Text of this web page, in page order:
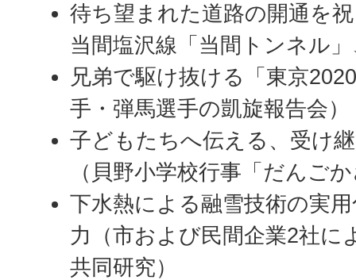
待ち望まれた道路の開通を
当間塩沢線「当間トンネル
兄弟で駆け抜ける「東京
手・弾馬選手の凱旋報告会）
子どもたちへ伝える、受け
（貝野小学校行事「だんご
下水熱による融雪技術の実
力（市および民間企業2社に
共同研究）